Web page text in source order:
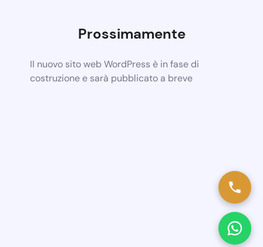
Prossimamente
Il nuovo sito web WordPress è in fase di
costruzione e sarà pubblicato a breve